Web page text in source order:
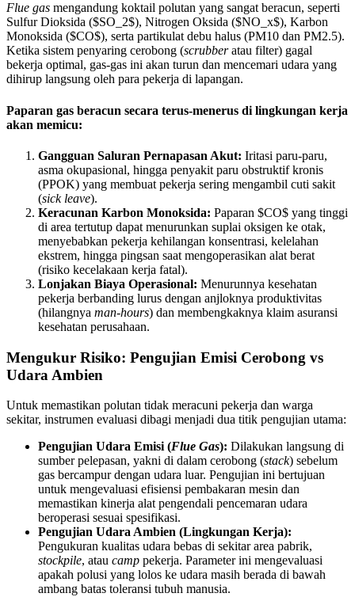
Flue gas mengandung koktail polutan yang sangat beracun, seperti
Sulfur Dioksida ($SO_2$), Nitrogen Oksida ($NO_x$), Karbon
Monoksida ($CO$), serta partikulat debu halus (PM10 dan PM2.5).
Ketika sistem penyaring cerobong (scrubberatau filter) gagal
bekerja optimal, gas-gas ini akan turun dan mencemari udara yang
dihirup langsung oleh para pekerja di lapangan.
Paparan gas beracun secara terus-menerus di lingkungan kerja
akan memicu:
Gangguan Saluran Pernapasan Akut: Iritasi paru-paru,
asma okupasional, hingga penyakit paru obstruktif kronis
(PPOK) yang membuat pekerja sering mengambil cuti sakit
(sick leave).
Keracunan Karbon Monoksida: Paparan $CO$ yang tinggi
di area tertutup dapat menurunkan suplai oksigen ke otak,
menyebabkan pekerja kehilangan konsentrasi, kelelahan
ekstrem, hingga pingsan saat mengoperasikan alat berat
(risiko kecelakaan kerja fatal).
Lonjakan Biaya Operasional: Menurunnya kesehatan
pekerja berbanding lurus dengan anjloknya produktivitas
(hilangnya man-hours) dan membengkaknya klaim asuransi
kesehatan perusahaan.
Mengukur Risiko: Pengujian Emisi Cerobong vs
Udara Ambien
Untuk memastikan polutan tidak meracuni pekerja dan warga
sekitar, instrumen evaluasi dibagi menjadi dua titik pengujian utama:
Pengujian Udara Emisi (Flue Gas): Dilakukan langsung di
sumber pelepasan, yakni di dalam cerobong (stack) sebelum
gas bercampur dengan udara luar. Pengujian ini bertujuan
untuk mengevaluasi efisiensi pembakaran mesin dan
memastikan kinerja alat pengendali pencemaran udara
beroperasi sesuai spesifikasi.
Pengujian Udara Ambien (Lingkungan Kerja):
Pengukuran kualitas udara bebas di sekitar area pabrik,
stockpile, atau camp pekerja. Parameter ini mengevaluasi
apakah polusi yang lolos ke udara masih berada di bawah
ambang batas toleransi tubuh manusia.